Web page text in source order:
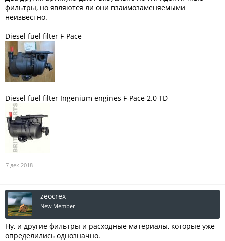
фильтры, но являются ли они взаимозаменяемыми
неизвестно.
Diesel fuel filter F-Pace
Diesel fuel filter Ingenium engines F-Pace 2.0 TD
7 дек 2018
zeocrex
New Member
Ну, и другие фильтры и расходные материалы, которые уже
определились однозначно.